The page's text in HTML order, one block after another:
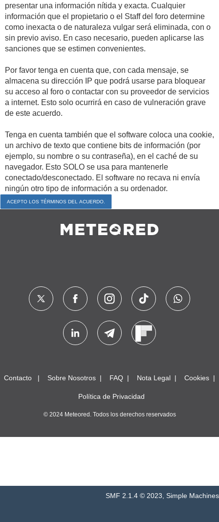
presentar una información nítida y exacta. Cualquier
información que el propietario o el Staff del foro determine
como inexacta o de naturaleza vulgar será eliminada, con o
sin previo aviso. En caso necesario, pueden aplicarse las
sanciones que se estimen convenientes.
Por favor tenga en cuenta que, con cada mensaje, se
almacena su dirección IP que podrá usarse para bloquear
su acceso al foro o contactar con su proveedor de servicios
a internet. Esto solo ocurrirá en caso de vulneración grave
de este acuerdo.
Tenga en cuenta también que el software coloca una cookie,
un archivo de texto que contiene bits de información (por
ejemplo, su nombre o su contraseña), en el caché de su
navegador. Esto SOLO se usa para mantenerle
conectado/desconectado. El software no recava ni envía
ningún otro tipo de información a su ordenador.
Contacto Sobre Nosotros FAQ Nota Legal Cookies
Política de Privacidad
© 2024 Meteored. Todos los derechos reservados
SMF 2.1.4 © 2023 Simple Machines